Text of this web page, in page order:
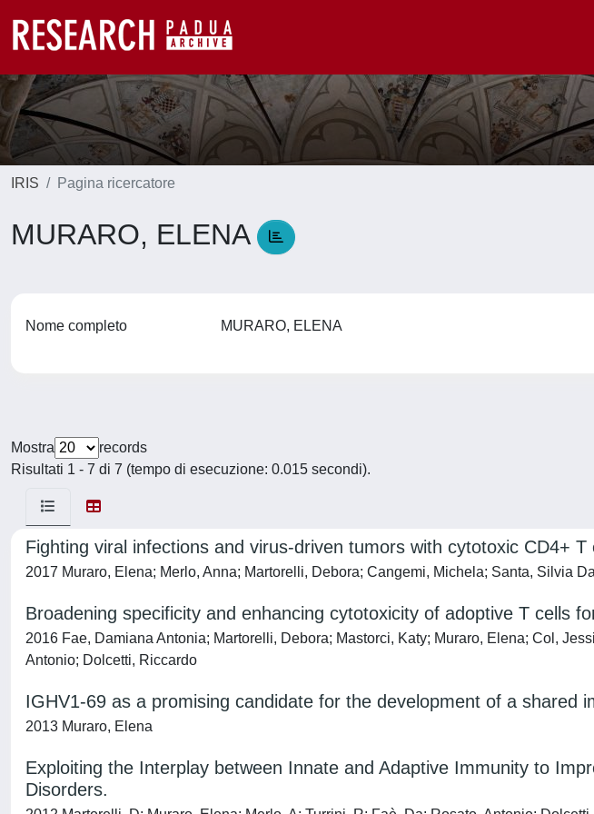
IRIS Pagina ricercatore
MURARO, ELENA
Nome completo MURARO, ELENA
Mostra
records
Risultati 1 - 7 di 7 (tempo di esecuzione: 0.015 secondi).
Fighting viral infections and virus-driven tumors with cytotoxic CD4+ T
2017 Muraro, Elena; Merlo, Anna; Martorelli, Debora; Cangemi, Michela; Santa, Silvia
Broadening specificity and enhancing cytotoxicity of adoptive T cells
2016 Fae, Damiana Antonia; Martorelli, Debora; Mastorci, Katy; Muraro, Elena; Col,
Antonio; Dolcetti, Riccardo
IGHV1-69 as a promising candidate for the development of a shared
2013 Muraro, Elena
Exploiting the Interplay between Innate and Adaptive Immunity to
Disorders.